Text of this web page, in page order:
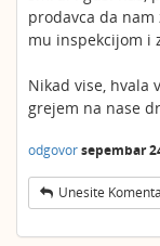
prodavca da
mu inspekcijom i
Nikad vise, hvala
grejem na nase
odgovorsepembar
Unesite